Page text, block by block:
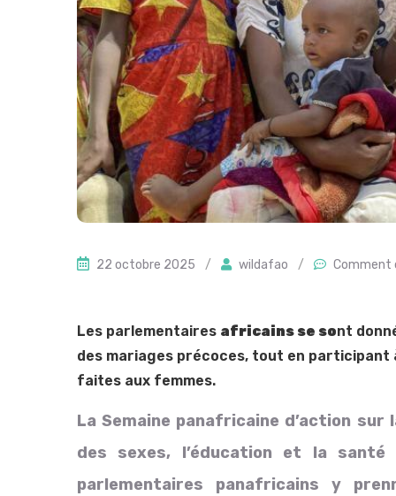
22 octobre 2025 / wildafao / Comment
Les parlementaires africains se sont
des mariages précoces, tout en
faites aux femmes.
La Semaine panafricaine d’action
des sexes, l’éducation et la
parlementaires panafricains y